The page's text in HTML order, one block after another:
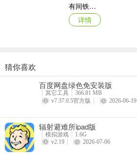
有间铁匠屋iPad版(SmithStory)
详情
农庄物语2苹果版(Farm Story 2)
详情
猜你喜欢
百度网盘绿色免安装版
其它工具
366.81 MB
v7.37.0.5官方版
2026-06-19
辐射避难所ipad版
模拟游戏
1.6G
v2.19
2026-07-06